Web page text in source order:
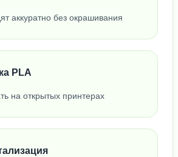
аккуратно без окрашивания
PLA
на открытых принтерах